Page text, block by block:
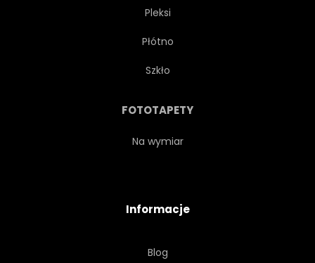
DZIAŁALNOŚĆ
KOMETA
Pleksi
Płótno
Szkło
FOTOTAPETY
Na wymiar
Informacje
Blog